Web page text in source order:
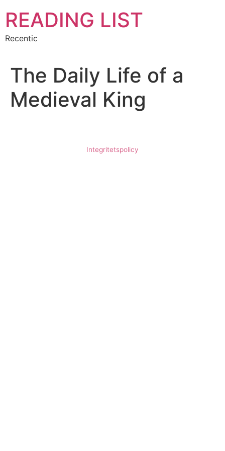
innehåll
READING LIST
Recentic
The Daily Life of a
Medieval King
Integritetspolicy